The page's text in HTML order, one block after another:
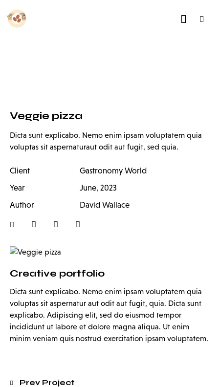
Veggie pizza
Creative portfolio
Dicta sunt explicabo. Nemo enim ipsam voluptatem quia
voluptas sit aspernatur aut odit aut fugit, quia. Dicta sunt
explicabo. Adipiscing elit, sed do eiusmod tempor
incididunt ut labore et dolore magna aliqua. Ut enim
minim veniam quis nostrud exercitation ipsam voluptatem.
Dicta sunt explicabo. Nemo enim ipsam voluptatem quia
voluptas sit aspernaturaut odit aut fugit, sed quia.
Client
Gastronomy World
Year
June, 2023
Author
David Wallace
Prev Project